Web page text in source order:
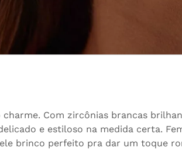
Com zircônias brancas
e estiloso na medida certa.
brinco perfeito pra dar um toque